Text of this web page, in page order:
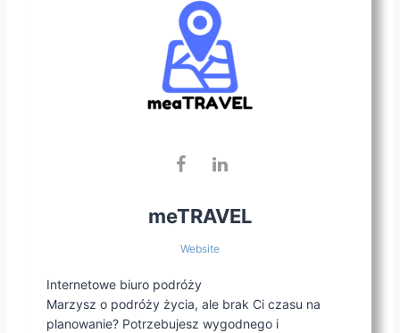
meTRAVEL
Website
Internetowe biuro podróży
Marzysz o podróży życia, ale brak Ci czasu na
planowanie? Potrzebujesz wygodnego i